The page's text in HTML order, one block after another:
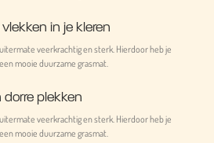
in je kleren
veerkrachtig en sterk. Hierdoor heb je
mooie duurzame grasmat.
dorre plekken
veerkrachtig en sterk. Hierdoor heb je
mooie duurzame grasmat.